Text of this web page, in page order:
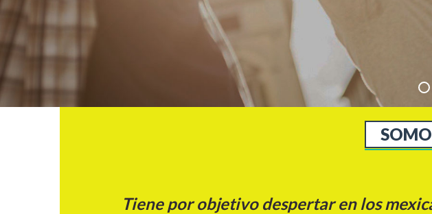
Tiene por objetivo despertar en los